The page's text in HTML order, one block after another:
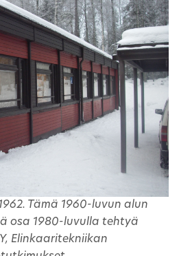
Tämä 1960-luvun alun
osa 1980-luvulla tehtyä
Elinkaaritekniikan